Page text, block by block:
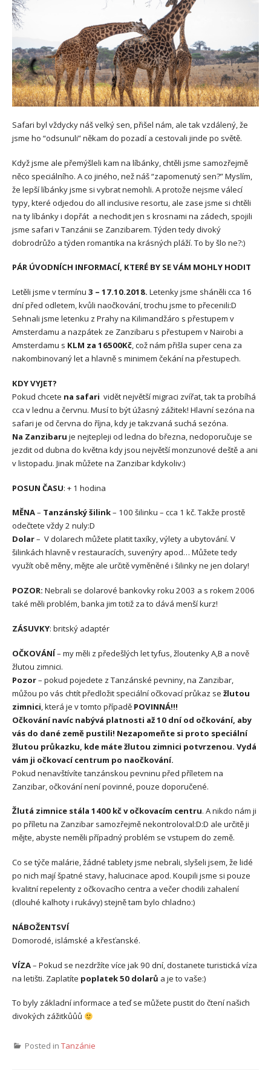
Safari byl vždycky náš velký sen, přišel nám, ale tak vzdálený, že
jsme ho “odsunuli” někam do pozadí a cestovali jinde po světě.
Když jsme ale přemýšleli kam na líbánky, chtěli jsme samozřejmě
něco speciálního. A co jiného, než náš “zapomenutý sen?” Myslím,
že lepší líbánky jsme si vybrat nemohli. A protože nejsme válecí
typy, které odjedou do all inclusive resortu, ale zase jsme si chtěli
na ty líbánky i dopřát a nechodit jen s krosnami na zádech, spojili
jsme safari v Tanzánii se Zanzibarem. Týden tedy divoký
dobrodrůžo a týden romantika na krásných pláží. To by šlo ne?:)
PÁR ÚVODNÍCH INFORMACÍ, KTERÉ BY SE VÁM MOHLY HODIT
Letěli jsme v termínu 3 – 17.10.2018. Letenky jsme sháněli cca 16
dní před odletem, kvůli naočkování, trochu jsme to přecenili:D
Sehnali jsme letenku z Prahy na Kilimandžáro s přestupem v
Amsterdamu a nazpátek ze Zanzibaru s přestupem v Nairobi a
Amsterdamu s KLM za 16500Kč, což nám přišla super cena za
nakombinovaný let a hlavně s minimem čekání na přestupech.
KDY VYJET?
Pokud chcete na safari vidět největší migraci zvířat, tak ta probíhá
cca v lednu a červnu. Musí to být úžasný zážitek! Hlavní sezóna na
safari je od června do října, kdy je takzvaná suchá sezóna.
Na Zanzibaru je nejtepleji od ledna do března, nedoporučuje se
jezdit od dubna do května kdy jsou největší monzunové deště a ani
v listopadu. Jinak můžete na Zanzibar kdykoliv:)
POSUN ČASU: + 1 hodina
MĚNA– Tanzánský šilink– 100 šilinku – cca 1 kč. Takže prostě
odečtete vždy 2 nuly:D
Dolar– V dolarech můžete platit taxíky, výlety a ubytování. V
šilinkách hlavně v restauracích, suvenýry apod… Můžete tedy
využít obě měny, mějte ale určitě vyměněné i šilinky ne jen dolary!
POZOR: Nebrali se dolarové bankovky roku 2003 a s rokem 2006
také měli problém, banka jim totiž za to dává menší kurz!
ZÁSUVKY: britský adaptér
OČKOVÁNÍ– my měli z předešlých let tyfus, žloutenky A,B a nově
žlutou zimnici.
Pozor– pokud pojedete z Tanzánské pevniny, na Zanzibar,
můžou po vás chtít předložit speciální očkovací průkaz se žlutou
zimnici, která je v tomto případě POVINNÁ!!!
Očkování navíc nabývá platnosti až 10 dní od očkování, aby
vás do dané země pustili! Nezapomeňte si proto speciální
žlutou průkazku, kde máte žlutou zimnici potvrzenou. Vydá
vám ji očkovací centrum po naočkování.
Pokud nenavštívíte tanzánskou pevninu před příletem na
Zanzibar, očkování není povinné, pouze doporučené.
Žlutá zimnice stála 1400 kč v očkovacím centru. A nikdo nám ji
po příletu na Zanzibar samozřejmě nekontroloval:D:D ale určitě ji
mějte, abyste neměli případný problém se vstupem do země.
Co se týče malárie, žádné tablety jsme nebrali, slyšeli jsem, že lidé
po nich mají špatné stavy, halucinace apod. Koupili jsme si pouze
kvalitní repelenty z očkovacího centra a večer chodili zahalení
(dlouhé kalhoty i rukávy) stejně tam bylo chladno:)
NÁBOŽENTSVÍ
Domorodé, islámské a křesťanské.
VÍZA– Pokud se nezdržíte více jak 90 dní, dostanete turistická víza
na letišti. Zaplatíte poplatek 50 dolarů a je to vaše:)
To byly základní informace a teď se můžete pustit do čtení našich
divokých zážitkůůů
Posted in Tanzánie